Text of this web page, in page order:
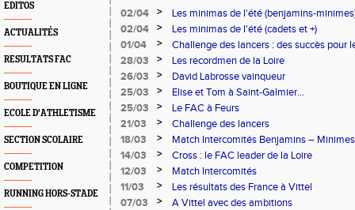
EDITOS
ACTUALITÉS
RESULTATS FAC
BOUTIQUE EN LIGNE
ECOLE D'ATHLETISME
SECTION SCOLAIRE
COMPETITION
RUNNING HORS-STADE
02/04 >
Les minimas de l'été (benjamins-
02/04
>
Les minimas de l'été (cadets et +)
01/04
>
Challenge des lancers : des succès pour
28/03
>
Les recordmen de la Loire
26/03
>
David Labrosse vainqueur
25/03
>
Elise et Tom à Saint-Galmier...
25/03
>
Le FAC à Feurs
21/03
>
Challenge des lancers
18/03
>
Match Intercomités Benjamins –
14/03
>
Cross : le FAC leader de la Loire
12/03
>
Match Intercomités
11/03
>
Les résultats des France à Vittel
07/03
>
A Vittel avec des ambitions